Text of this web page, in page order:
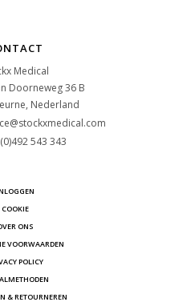
Medical
Doorneweg 36 B
Nederland
543 343
COOKIE
ONS
VOORWAARDEN
POLICY
& RETOURNEREN